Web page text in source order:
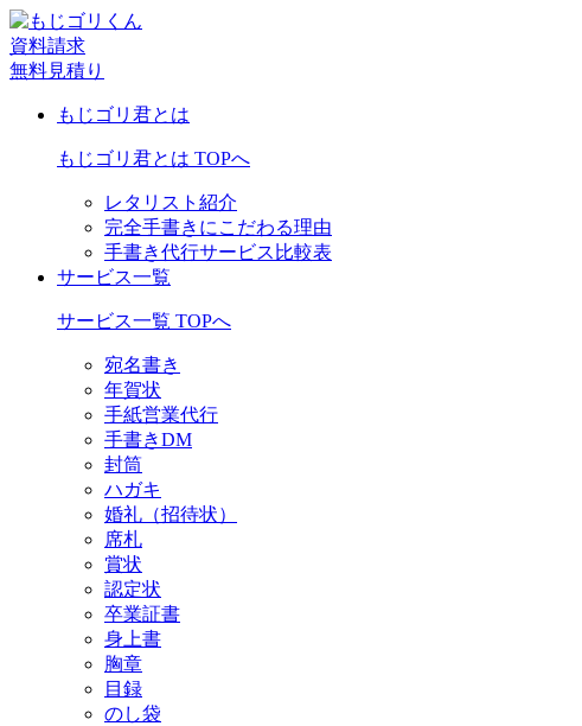
資料請求
無料見積り
もじゴリ君とは
もじゴリ君とは TOPへ
レタリスト紹介
完全手書きにこだわる理由
手書き代行サービス比較表
サービス一覧
サービス一覧 TOPへ
宛名書き
年賀状
手紙営業代行
手書きDM
封筒
ハガキ
婚礼（招待状）
席札
賞状
認定状
卒業証書
身上書
胸章
目録
のし袋